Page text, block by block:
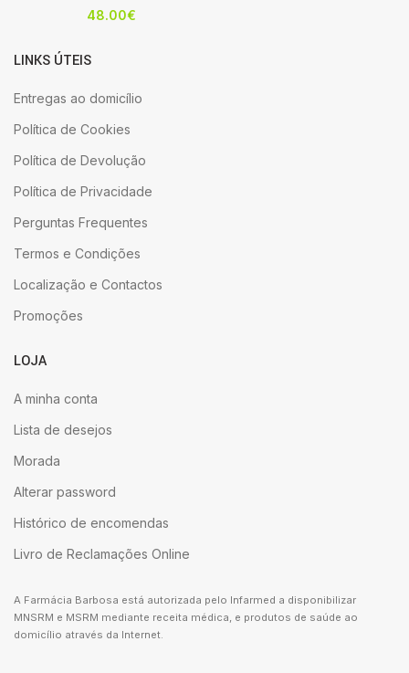
48.00€
LINKS ÚTEIS
Entregas ao domicílio
Política de Cookies
Política de Devolução
Política de Privacidade
Perguntas Frequentes
Termos e Condições
Localização e Contactos
Promoções
LOJA
A minha conta
Lista de desejos
Morada
Alterar password
Histórico de encomendas
Livro de Reclamações Online
A Farmácia Barbosa está autorizada pelo Infarmed a disponibilizar
MNSRM e MSRM mediante receita médica, e produtos de saúde ao
domicílio através da Internet.